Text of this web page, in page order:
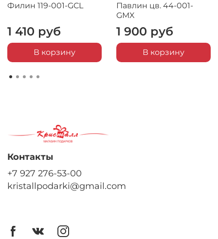
Филин 119-001-GCL
1 410 руб
В корзину
Павлин цв. 44-001-
GMX
1 900 руб
В корзину
Контакты
+7 927 276-53-00
kristallpodarki@gmail.com